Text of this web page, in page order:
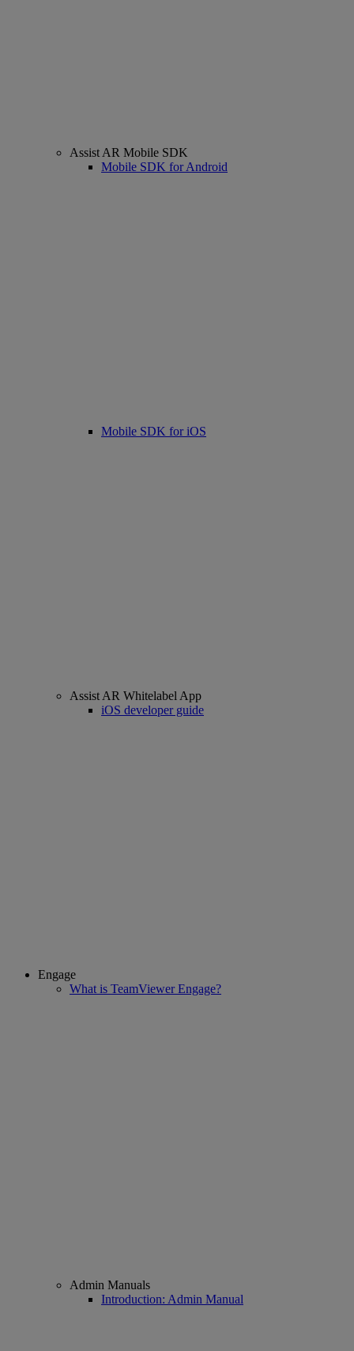
Assist AR Mobile SDK
Mobile SDK for Android
Mobile SDK for iOS
Assist AR Whitelabel App
iOS developer guide
Engage
What is TeamViewer Engage?
Admin Manuals
Introduction: Admin Manual